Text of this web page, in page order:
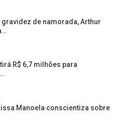
de namorada, Arthur
R$ 6,7 milhões para
Manoela conscientiza sobre